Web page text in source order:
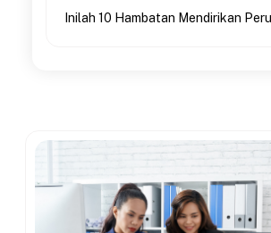
Inilah 10 Hambatan Mendirikan